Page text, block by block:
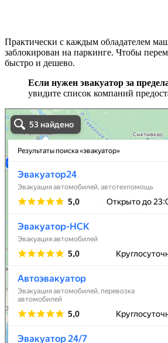
Практически с каждым обладателем
заблокирован на паркинге. Чтобы
быстро и дешево.
Если нужен эвакуатор за
увидите список компаний
эвакуаторы на карте
Волоколамск